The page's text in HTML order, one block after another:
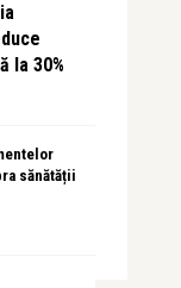
la 30%
sănătății